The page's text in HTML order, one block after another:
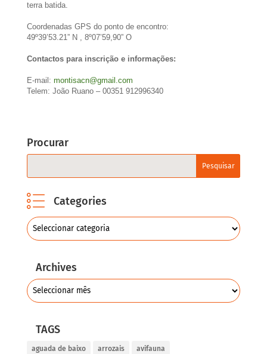
terra batida.
Coordenadas GPS do ponto de encontro:
49º39’53.21” N , 8º07’59,90” O
Contactos para inscrição e informações:
E-mail: montisacn@gmail.com
Telem: João Ruano – 00351 912996340
Procurar
Categories
Archives
TAGS
aguada de baixo arrozais avifauna